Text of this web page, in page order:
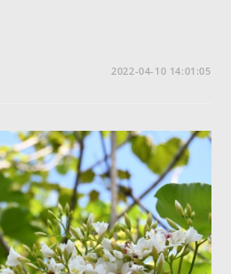
2022-04-10 14:01:05